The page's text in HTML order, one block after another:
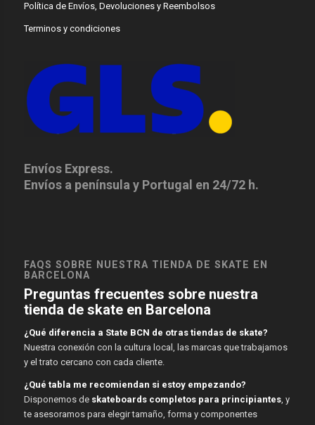
Política de Envíos, Devoluciones y Reembolsos
Terminos y condiciones
Envíos Express.
Envíos a península y Portugal en 24/72 h.
FAQS SOBRE NUESTRA TIENDA DE SKATE EN
BARCELONA
Preguntas frecuentes sobre nuestra
tienda de skate en Barcelona
¿Qué diferencia a State BCN de otras tiendas de skate?
Nuestra conexión con la cultura local, las marcas que trabajamos
y el trato cercano con cada cliente.
¿Qué tabla me recomiendan si estoy empezando?
Disponemos de skateboards completos para principiantes, y
te asesoramos para elegir tamaño, forma y componentes